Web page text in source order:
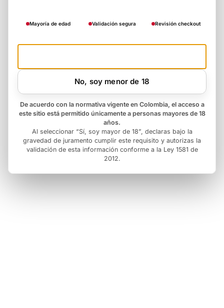
Mayoría de edad Validación segura Revisión checkout
No, soy menor de 18
De acuerdo con la normativa vigente en Colombia, el acceso a
este sitio está permitido únicamente a personas mayores de 18
años.
Al seleccionar “Sí, soy mayor de 18”, declaras bajo la
gravedad de juramento cumplir este requisito y autorizas la
validación de esta información conforme a la Ley 1581 de
2012.